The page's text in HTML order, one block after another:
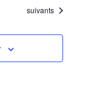
Évènements
suivants